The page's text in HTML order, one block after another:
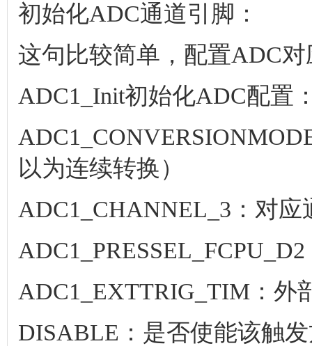
初始化ADC通道引脚：
这句比较简单，配置ADC
ADC1_Init初始化ADC配置
以为连续转换）
ADC1_CHANNEL_3：对
ADC1_EXTTRIG_TIM：外
DISABLE：是否使能该触